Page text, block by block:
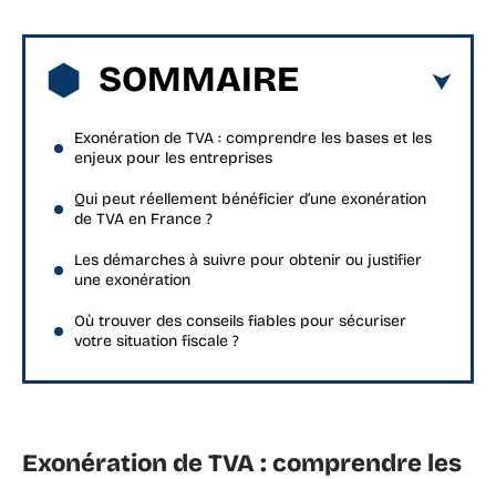
SOMMAIRE
Exonération de TVA : comprendre les bases et les
enjeux pour les entreprises
Qui peut réellement bénéficier d’une exonération
de TVA en France ?
Les démarches à suivre pour obtenir ou justifier
une exonération
Où trouver des conseils fiables pour sécuriser
votre situation fiscale ?
Exonération de TVA : comprendre les